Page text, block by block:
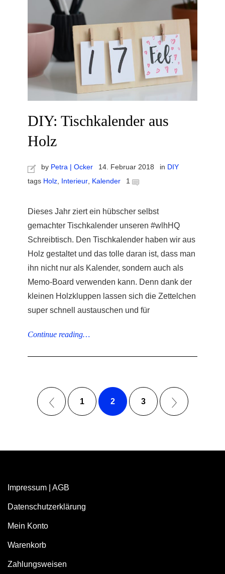
DIY: Tischkalender aus
Holz
by Petra | Ocker 14. Februar 2018 in DIY
tags Holz, Interieur, Kalender 1
Dieses Jahr ziert ein hübscher selbst
gemachter Tischkalender unseren #wlhHQ
Schreibtisch. Den Tischkalender haben wir aus
Holz gestaltet und das tolle daran ist, dass man
ihn nicht nur als Kalender, sondern auch als
Memo-Board verwenden kann. Denn dank der
kleinen Holzkluppen lassen sich die Zettelchen
super schnell austauschen und für
Continue reading…
1 2 3
Impressum AGB
Datenschutzerklärung
Mein Konto
Warenkorb
Zahlungsweisen